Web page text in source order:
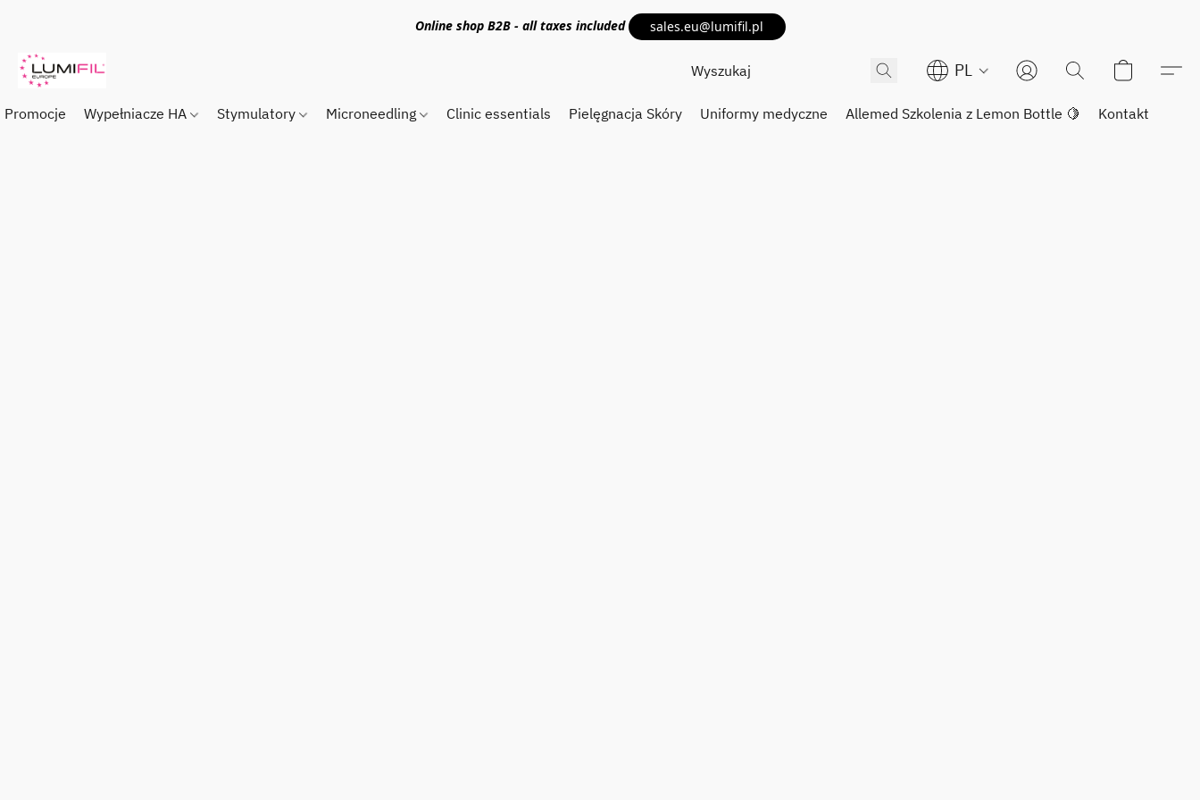
Online shop B2B - all taxes included sales.eu@lumifil.pl
PL
Promocje Wypełniacze HA Stymulatory Microneedling Clinic essentials Pielęgnacja Skóry Uniformy medyczne Allemed Szkolenia z Lemon Bottle 🍋 Kontakt